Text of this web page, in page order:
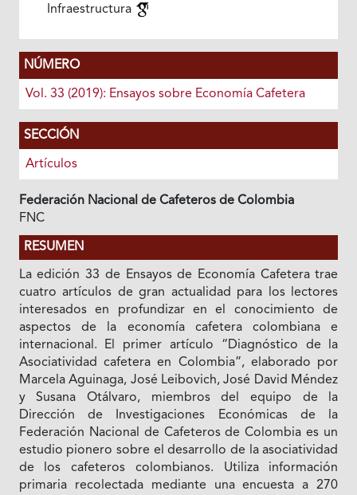
Infraestructura
NÚMERO
Vol. 33 (2019): Ensayos sobre Economía Cafetera
SECCIÓN
Artículos
Federación Nacional de Cafeteros de Colombia
FNC
RESUMEN
La edición 33 de Ensayos de Economía Cafetera trae
cuatro artículos de gran actualidad para los lectores
interesados en profundizar en el conocimiento de
aspectos de la economía cafetera colombiana e
internacional. El primer artículo “Diagnóstico de la
Asociatividad cafetera en Colombia”, elaborado por
Marcela Aguinaga, José Leibovich, José David Méndez
y Susana Otálvaro, miembros del equipo de la
Dirección de Investigaciones Económicas de la
Federación Nacional de Cafeteros de Colombia es un
estudio pionero sobre el desarrollo de la asociatividad
de los cafeteros colombianos. Utiliza información
primaria recolectada mediante una encuesta a 270